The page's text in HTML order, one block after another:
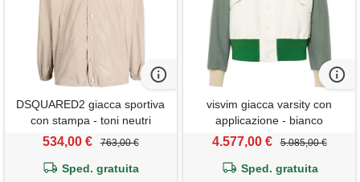
DSQUARED2 giacca sportiva
con stampa - toni neutri
534,00 € 763,00 €
Sped. gratuita
visvim giacca varsity con
applicazione - bianco
4.577,00 € 5.085,00 €
Sped. gratuita